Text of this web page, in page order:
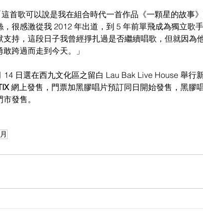
首歌可以說是我在組合時代一首作品《一顆星的故事
，很感激從我 2012 年出道，到 5 年前單飛成為獨立歌
支持，這段日子我曾經掙扎過是否繼續唱歌，但就因為
跨過而走到今天。」
14 日選在西九文化區之留白 Lau Bak Live House 舉行
網上發售，門票加黑膠唱片預訂同日開始發售，黑膠
發售。